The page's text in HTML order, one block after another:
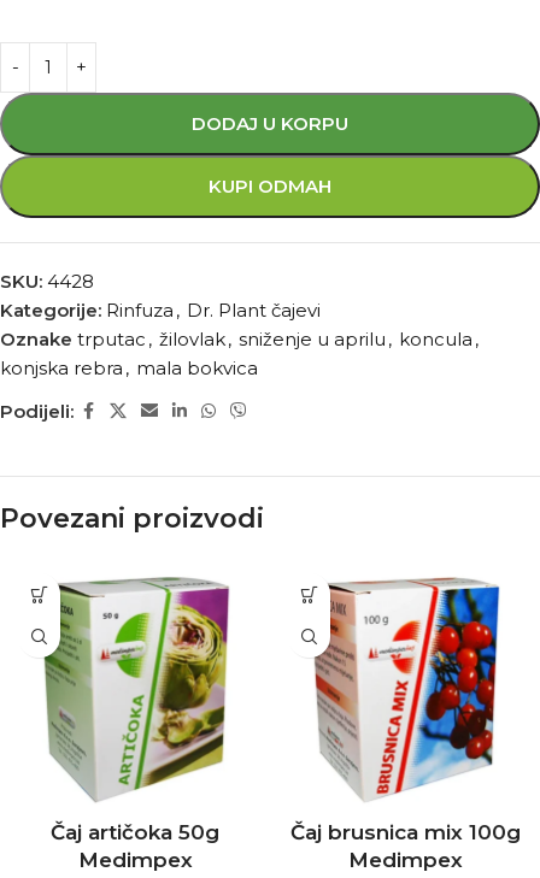
DODAJ U KORPU
KUPI ODMAH
SKU: 4428
Kategorije: Rinfuza , Dr. Plant čajevi
Oznake trputac , žilovlak, sniženje u aprilu , koncula ,
konjska rebra , mala bokvica
Podijeli:
Povezani proizvodi
Čaj artičoka 50g
Medimpex
Čaj brusnica mix 100g
Medimpex